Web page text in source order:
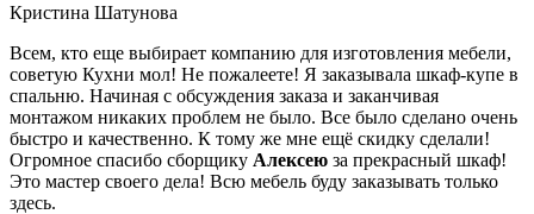
Кристина Шатунова
Всем, кто еще выбирает компанию для изготовления мебели,
советую Кухни мол! Не пожалеете! Я заказывала шкаф-купе в
спальню. Начиная с обсуждения заказа и заканчивая
монтажом никаких проблем не было. Все было сделано очень
быстро и качественно. К тому же мне ещё скидку сделали!
Огромное спасибо сборщику Алексею за прекрасный шкаф!
Это мастер своего дела! Всю мебель буду заказывать только
здесь.